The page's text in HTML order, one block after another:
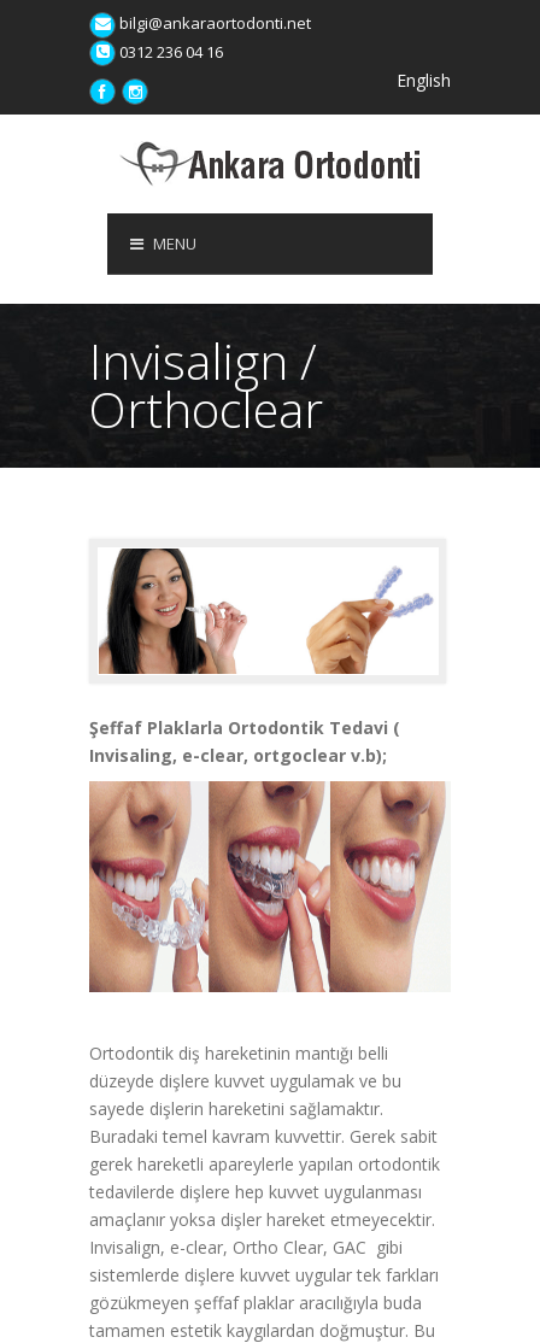
bilgi@ankaraortodonti.net
0312 236 04 16
English
MENU
Invisalign /
Orthoclear
Şeffaf Plaklarla Ortodontik Tedavi (
Invisaling, e-clear, ortgoclear v.b);
Ortodontik diş hareketinin mantığı belli
düzeyde dişlere kuvvet uygulamak ve bu
sayede dişlerin hareketini sağlamaktır.
Buradaki temel kavram kuvvettir. Gerek sabit
gerek hareketli apareylerle yapılan ortodontik
tedavilerde dişlere hep kuvvet uygulanması
amaçlanır yoksa dişler hareket etmeyecektir.
Invisalign, e-clear, Ortho Clear, GAC gibi
sistemlerde dişlere kuvvet uygular tek farkları
gözükmeyen şeffaf plaklar aracılığıyla buda
tamamen estetik kaygılardan doğmuştur. Bu